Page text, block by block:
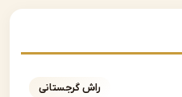
راش گرجستانی